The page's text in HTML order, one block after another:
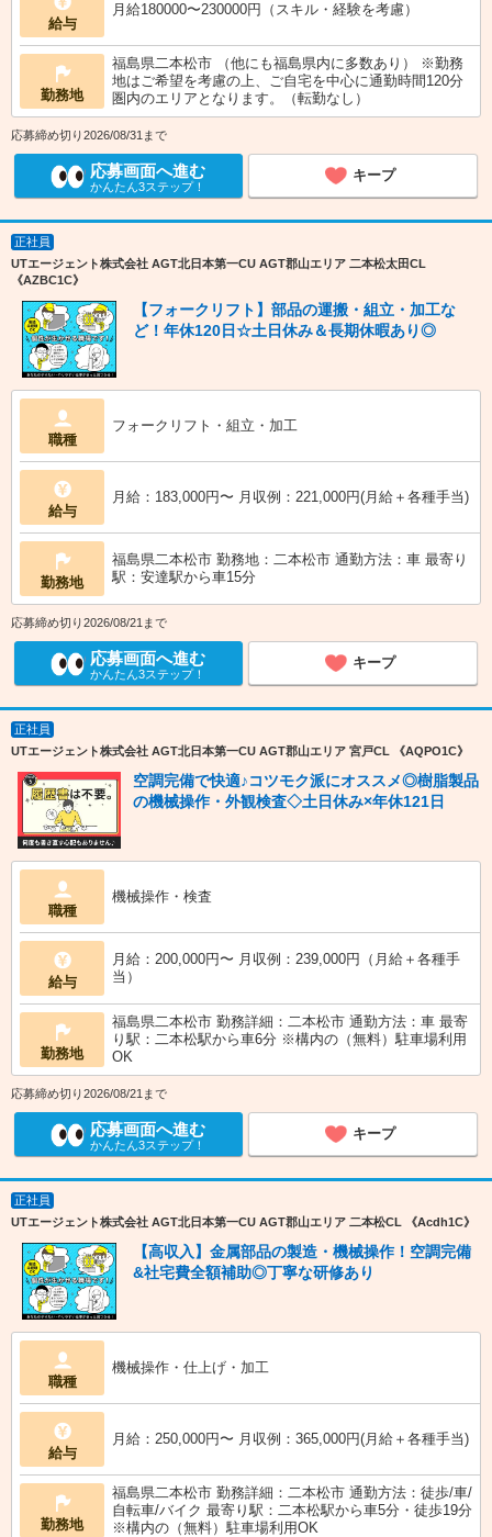
給与
月給180000〜230000円（スキル・経験を考慮）
勤務地
福島県二本松市 （他にも福島県内に多数あり） ※勤務
地はご希望を考慮の上、ご自宅を中心に通勤時間120分
圏内のエリアとなります。（転勤なし）
応募締め切り2026/08/31まで
応募画面へ進む
かんたん3ステップ！
キープ
正社員
UTエージェント株式会社 AGT北日本第一CU AGT郡山エリア 二本松太田CL
《AZBC1C》
【フォークリフト】部品の運搬・組立・加工な
ど！年休120日☆土日休み＆長期休暇あり◎
職種
フォークリフト・組立・加工
給与
月給：183,000円〜 月収例：221,000円(月給＋各種手当)
勤務地
福島県二本松市 勤務地：二本松市 通勤方法：車 最寄り
駅：安達駅から車15分
応募締め切り2026/08/21まで
応募画面へ進む
かんたん3ステップ！
キープ
正社員
UTエージェント株式会社 AGT北日本第一CU AGT郡山エリア 宮戸CL 《AQPO1C》
空調完備で快適♪コツモク派にオススメ◎樹脂製品
の機械操作・外観検査◇土日休み×年休121日
職種
機械操作・検査
給与
月給：200,000円〜 月収例：239,000円（月給＋各種手
当）
勤務地
福島県二本松市 勤務詳細：二本松市 通勤方法：車 最寄
り駅：二本松駅から車6分 ※構内の（無料）駐車場利用
OK
応募締め切り2026/08/21まで
応募画面へ進む
かんたん3ステップ！
キープ
正社員
UTエージェント株式会社 AGT北日本第一CU AGT郡山エリア 二本松CL 《Acdh1C》
【高収入】金属部品の製造・機械操作！空調完備
&社宅費全額補助◎丁寧な研修あり
職種
機械操作・仕上げ・加工
給与
月給：250,000円〜 月収例：365,000円(月給＋各種手当)
勤務地
福島県二本松市 勤務詳細：二本松市 通勤方法：徒歩/車/
自転車/バイク 最寄り駅：二本松駅から車5分・徒歩19分
※構内の（無料）駐車場利用OK